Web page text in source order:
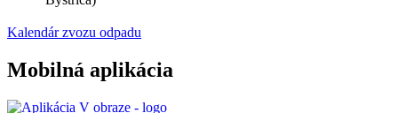
Kalendár zvozu odpadu
Mobilná aplikácia